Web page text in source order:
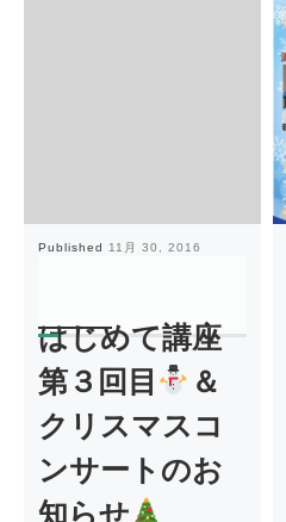
Published 11月 30, 2016
はじめて講座
第３回目
＆
クリスマスコ
ンサートのお
知らせ